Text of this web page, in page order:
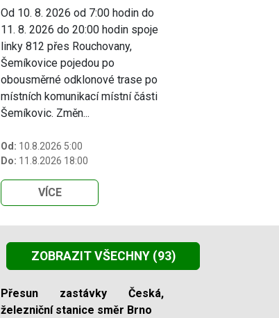
Od 10. 8. 2026 od 7:00 hodin do
11. 8. 2026 do 20:00 hodin spoje
linky 812 přes Rouchovany,
Šemíkovice pojedou po
obousměrné odklonové trase po
místních komunikací místní části
Šemíkovic. Změn...
Od: 10.8.2026 5:00
Do: 11.8.2026 18:00
VÍCE
ZOBRAZIT VŠECHNY(93)
Přesun zastávky Česká,
železniční stanice směr Brno